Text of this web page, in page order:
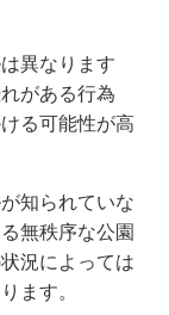
異なります
がある行為
る可能性が高
知られていな
無秩序な公園
況によっては
ます。